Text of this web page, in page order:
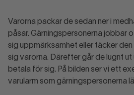
Varorna packar de sedan ner i
påsar. Gärningspersonerna jobbar
sig uppmärksamhet eller täcker
sig varorna. Därefter går de lugnt ut
betala för sig. På bilden ser vi ett
varularm som gärningspersonerna